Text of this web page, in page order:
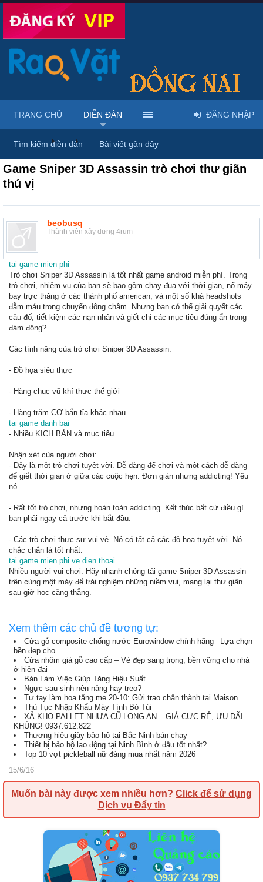
Diễn đàn ... Rao vặt tổng hợp - Uy tín - Miễn phí
Game Sniper 3D Assassin trò chơi thư giãn
thú vị
beobusq
Thành viên xây dựng 4rum
tai game mien phi
Trò chơi Sniper 3D Assassin là tốt nhất game android miễn phí. Trong
trò chơi, nhiệm vụ của bạn sẽ bao gồm chạy đua với thời gian, nổ máy
bay trực thăng ở các thành phố american, và một số khá headshots
đẫm máu trong chuyển động chậm. Nhưng bạn có thể giải quyết các
câu đố, tiết kiệm các nạn nhân và giết chỉ các mục tiêu đúng ẩn trong
đám đông?
Các tính năng của trò chơi Sniper 3D Assassin:
- Đồ họa siêu thực
- Hàng chục vũ khí thực thế giới
- Hàng trăm CƠ bắn tỉa khác nhau
tai game danh bai
- Nhiều KỊCH BẢN và mục tiêu
Nhận xét của người chơi:
- Đây là một trò chơi tuyệt vời. Dễ dàng để chơi và một cách dễ dàng
để giết thời gian ở giữa các cuộc hẹn. Đơn giản nhưng addicting! Yêu
nó
- Rất tốt trò chơi, nhưng hoàn toàn addicting. Kết thúc bất cứ điều gì
bạn phải ngay cả trước khi bắt đầu.
- Các trò chơi thực sự vui vẻ. Nó có tất cả các đồ họa tuyệt vời. Nó
chắc chắn là tốt nhất.
tai game mien phi ve dien thoai
Nhiều người vui chơi. Hãy nhanh chóng tải game Sniper 3D Assassin
trên cùng một máy để trải nghiệm những niềm vui, mang lại thư giãn
sau giờ học căng thẳng.
Xem thêm các chủ đề tương tự:
Cửa gỗ composite chống nước Eurowindow chính hãng– Lựa chọn
bền đẹp cho...
Cửa nhôm giả gỗ cao cấp – Vẻ đẹp sang trọng, bền vững cho nhà
ở hiện đại
Bàn Làm Việc Giúp Tăng Hiệu Suất
Ngực sau sinh nên nâng hay treo?
Tự tay làm hoa tặng mẹ 20-10: Gửi trao chân thành tại Maison
Thủ Tục Nhập Khẩu Máy Tính Bỏ Túi
XẢ KHO PALLET NHỰA CŨ LONG AN – GIÁ CỰC RẺ, ƯU ĐÃI
KHỦNG! 0937.612.822
Thương hiệu giày bảo hộ tại Bắc Ninh bán chạy
Thiết bị bảo hộ lao động tại Ninh Bình ở đâu tốt nhất?
Top 10 vợt pickleball nữ đáng mua nhất năm 2026
15/6/16
Muốn bài này được xem nhiều hơn? Click để sử dụng
Dịch vụ Đẩy tin
TRANG CHỦ DIỄN ĐÀN
Tìm kiếm diễn đàn Bài viết gần đây
ĐĂNG NHẬP